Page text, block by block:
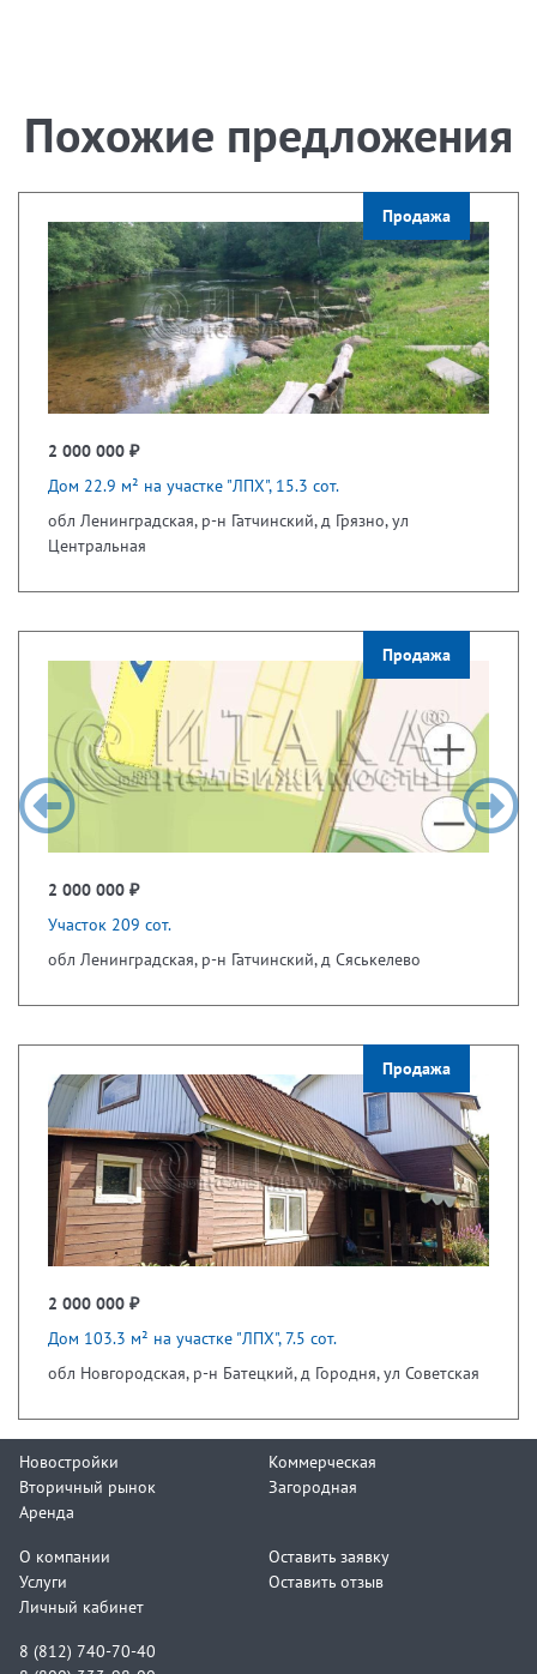
Похожие предложения
Продажа
2 000 000 ₽
Дом 22.9 м² на участке "ЛПХ", 15.3 сот.
обл Ленинградская, р-н Гатчинский, д Грязно, ул
Центральная
Продажа
2 000 000 ₽
Участок 209 сот.
обл Ленинградская, р-н Гатчинский, д Сяськелево
Продажа
2 000 000 ₽
Дом 103.3 м² на участке "ЛПХ", 7.5 сот.
обл Новгородская, р-н Батецкий, д Городня, ул Советская
Новостройки
Вторичный рынок
Аренда
Коммерческая
Загородная
О компании
Услуги
Личный кабинет
Оставить заявку
Оставить отзыв
8 (812) 740-70-40